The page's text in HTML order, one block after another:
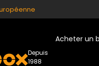
Depuis
1988
Acheter un